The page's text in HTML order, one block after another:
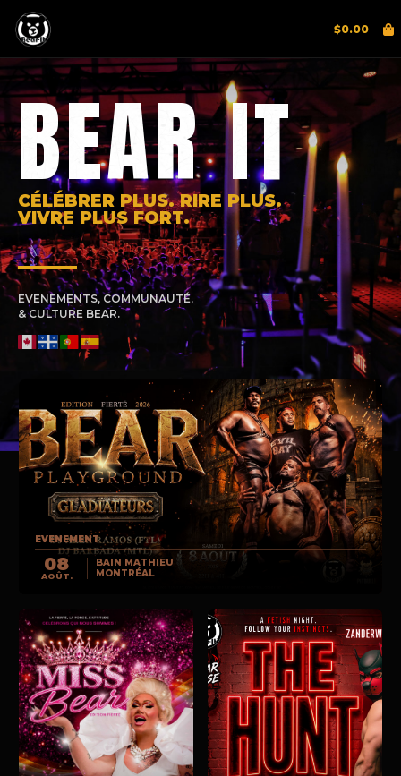
$0.00
BEAR IT
CÉLÉBRER PLUS. RIRE PLUS.
VIVRE PLUS FORT.
EVENEMENTS, COMMUNAUTÉ,
& CULTURE BEAR.
EVENEMENT
08
AOÛT.
BAIN MATHIEU
MONTRÉAL